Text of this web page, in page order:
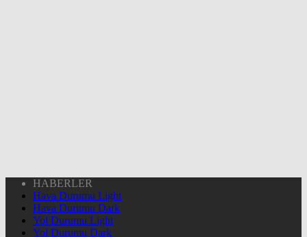
HABERLER
Hava Durumu Light
Hava Durumu Dark
Yol Durumu Light
Yol Durumu Dark